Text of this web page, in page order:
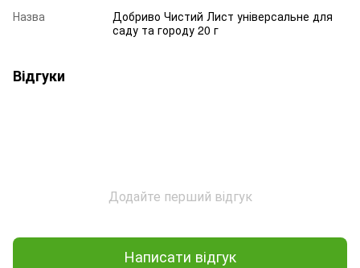
Назва
Добриво Чистий Лист універсальне для
саду та городу 20 г
Відгуки
Додайте перший відгук
Написати відгук